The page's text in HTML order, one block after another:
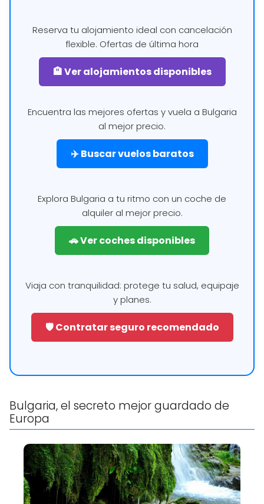
Reserva tu alojamiento ideal con cancelación
flexible. Ofertas de última hora
🏨 Ver alojamientos disponibles
Encuentra las mejores ofertas y vuela a Bulgaria
al mejor precio.
✈️ Buscar vuelos baratos
Explora Bulgaria a tu ritmo con un coche de
alquiler al mejor precio.
🚗 Ver coches disponibles
Viaja con tranquilidad: protege tu salud, equipaje
y planes.
🛡️ Contratar seguro recomendado
Bulgaria, el secreto mejor guardado de
Europa